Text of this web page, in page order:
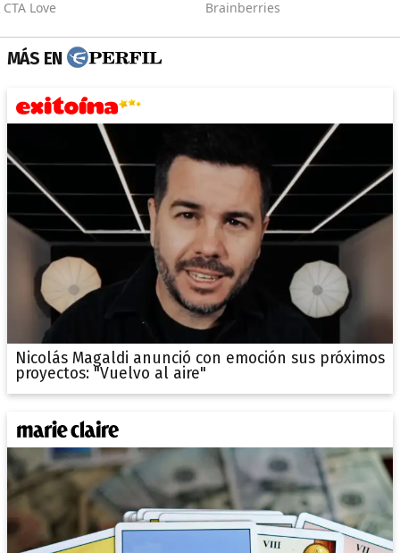
MÁS EN
Nicolás Magaldi anunció con emoción sus próximos
proyectos: "Vuelvo al aire"